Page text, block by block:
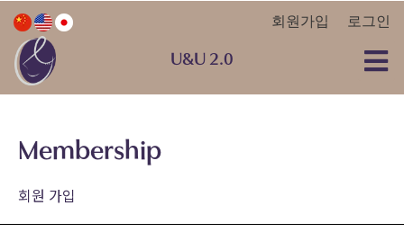
회원가입 로그인
U&U 2.0
Membership
회원 가입